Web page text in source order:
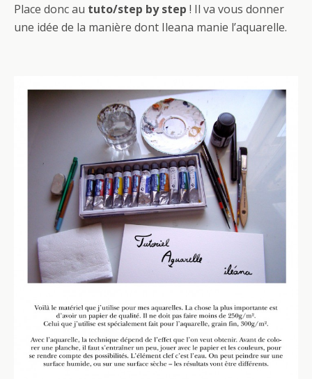
Place donc au tuto/step by step ! Il va vous donner
une idée de la manière dont Ileana manie l’aquarelle.